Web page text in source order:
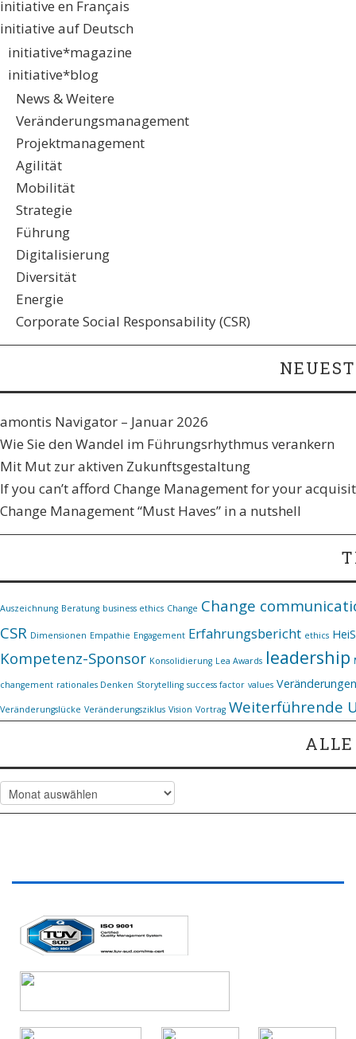
initiative en Français
initiative auf Deutsch
initiative*magazine
initiative*blog
News & Weitere
Veränderungsmanagement
Projektmanagement
Agilität
Mobilität
Strategie
Führung
Digitalisierung
Diversität
Energie
Corporate Social Responsability (CSR)
amontis Navigator – Januar 2026
Wie Sie den Wandel im Führungsrhythmus verankern​
Mit Mut zur aktiven Zukunftsgestaltung
If you can’t afford Change Management for your
Change Management “Must Haves” in a nutshell
Auszeichnung Beratung business ethics Change Change
CSR Dimensionen Empathie Engagement Erfahrungsbericht ethics
Kompetenz-Sponsor Konsolidierung Lea Awards leadership
changement rationales Denken Storytelling success factor values Veränderungen
Veränderungslücke Veränderungsziklus Vision Vortrag Weiterführende
Alle
Artikel